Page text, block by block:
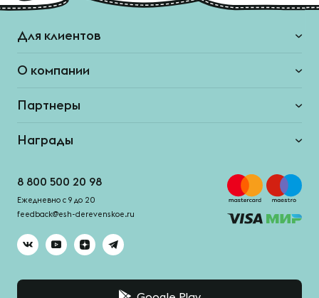
Для клиентов
О компании
Партнеры
Награды
8 800 500 20 98
Ежедневно с 9 до 20
feedback@esh-derevenskoe.ru